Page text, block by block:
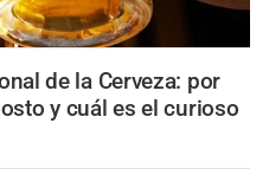
de la Cerveza: por
y cuál es el curioso